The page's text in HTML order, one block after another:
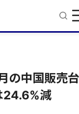
の中国販売台
24.6%減